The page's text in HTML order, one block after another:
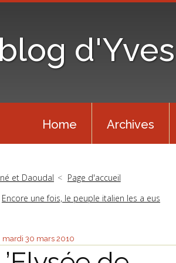
Home Archives
et Daoudal
Page d'accueil
Encore une fois, le peuple italien les a eus
mardi 30 mars 2010